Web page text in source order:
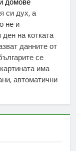
домове
си дух, а
не и
на котката
данните от
се
има
автоматични